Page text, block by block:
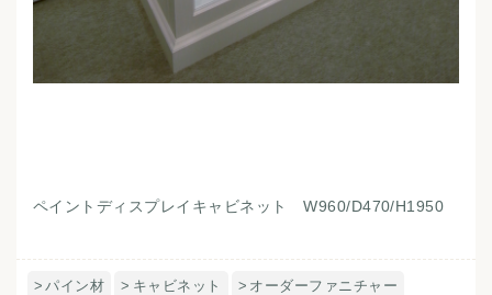
ペイントディスプレイキャビネット W960/D470/H1950
パイン材 キャビネット オーダーファニチャー